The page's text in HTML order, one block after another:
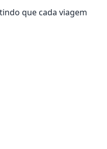
que cada viagem